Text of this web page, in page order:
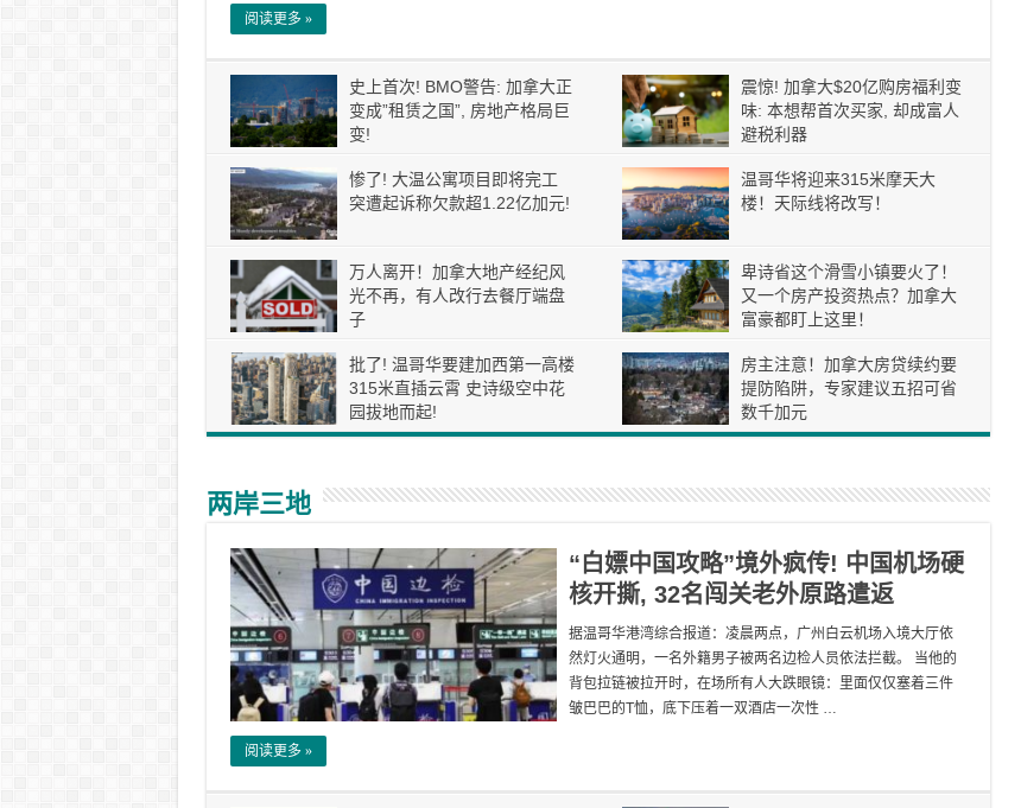
阅读更多 »
史上首次! BMO警告: 加拿大正
变成”租赁之国”, 房地产格局巨
变!
震惊! 加拿大$20亿购房福利变
味: 本想帮首次买家, 却成富人
避税利器
惨了! 大温公寓项目即将完工
突遭起诉称欠款超1.22亿加元!
温哥华将迎来315米摩天大
楼！天际线将改写！
万人离开！加拿大地产经纪风
光不再，有人改行去餐厅端盘
子
卑诗省这个滑雪小镇要火了！
又一个房产投资热点？加拿大
富豪都盯上这里！
批了! 温哥华要建加西第一高楼
315米直插云霄 史诗级空中花
园拔地而起!
房主注意！加拿大房贷续约要
提防陷阱，专家建议五招可省
数千加元
两岸三地
“白嫖中国攻略”境外疯传! 中国机场硬
核开撕, 32名闯关老外原路遣返
据温哥华港湾综合报道：凌晨两点，广州白云机场入境大厅依
然灯火通明，一名外籍男子被两名边检人员依法拦截。 当他的
背包拉链被拉开时，在场所有人大跌眼镜：里面仅仅塞着三件
皱巴巴的T恤，底下压着一双酒店一次性 …
阅读更多 »